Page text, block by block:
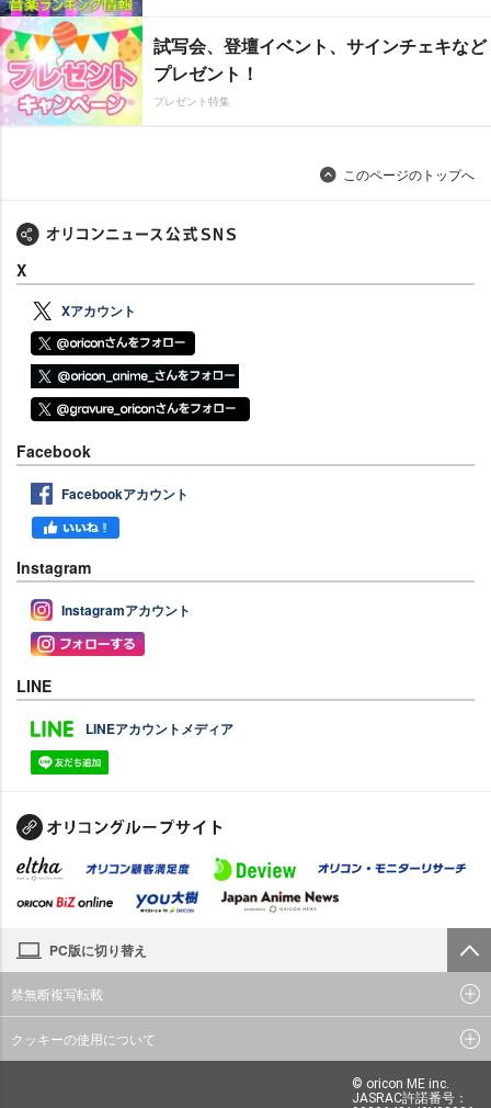
試写会、登壇イベント、サインチェキなど
プレゼント！
プレゼント特集
このページのトップへ
X
Xアカウント
Facebook
Facebookアカウント
Instagram
Instagramアカウント
LINE
LINEアカウントメディア
PC版に切り替え
禁無断複写転載
クッキーの使用について
© oricon ME inc.
JASRAC許諾番号：